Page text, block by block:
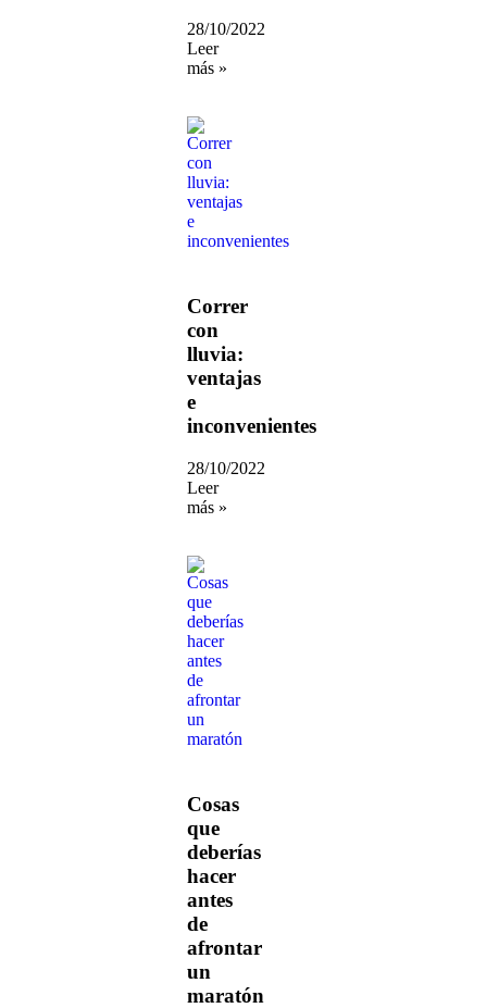
28/10/2022
Leer
más »
Correr
con
lluvia:
ventajas
e
inconvenientes
28/10/2022
Leer
más »
Cosas
que
deberías
hacer
antes
de
afrontar
un
maratón